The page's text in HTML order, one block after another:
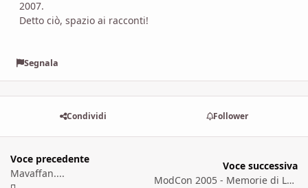
2007.
Detto ciò, spazio ai racconti!
Segnala
Condividi Follower
Voce precedente
Mavaffan....
Voce successiva
ModCon 2005 - Memorie di Luce e Abissi Profondi